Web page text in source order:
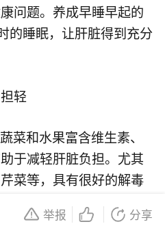
问题。养成早睡早起的
的睡眠，让肝脏得到充分
轻
菜和水果富含维生素、
于减轻肝脏负担。尤其
菜等，具有很好的解毒
举报 分享